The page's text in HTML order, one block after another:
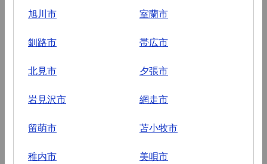
旭川市 室蘭市
釧路市 帯広市
北見市 夕張市
岩見沢市 網走市
留萌市 苫小牧市
稚内市 美唄市